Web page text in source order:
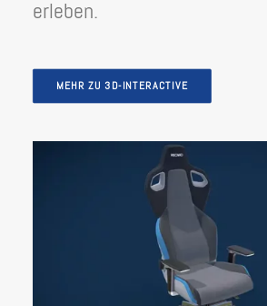
erleben.
MEHR ZU 3D-INTERACTIVE